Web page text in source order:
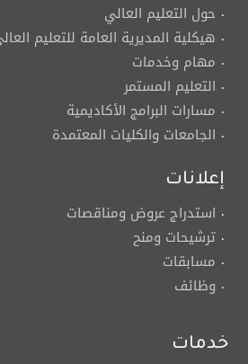
حول التعليم العالي
هيكلية المديرية العامة للتعليم العالي
مهام وخدمات
التعليم المستمر
مسارات البرامج الأكاديمية
الجامعات والكليات المعتمدة
إعلانات
استدراج عروض ومناقصات
ترشيحات ومنح
مسابقات
وظائف
خدمات